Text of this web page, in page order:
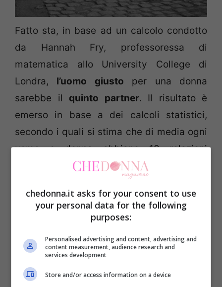
Fatto sta, in base ad un calcolo condotto
da Hannah Fry, professoressa di
matematica allo University College di
Londra, l’uomo giusto per una donna
sarebbe il quinto partner. Il risultato è
emerso in base a dei calcoli statistici,
secondo i quali si stima che di media ogni
uomo e donna abbiano 10 relazioni
significative nella vita e quella giusta
sarebbe la quinta, scartando all’incirca il
38% delle esperienze precedenti.
Love, la Fry fa anche altri esempi nei quali
matematica come nel caso in cui si
chedonna.it asks for your consent to use
your personal data for the following
purposes:
Personalised advertising and content, advertising and
content measurement, audience research and
services development
Store and/or access information on a device